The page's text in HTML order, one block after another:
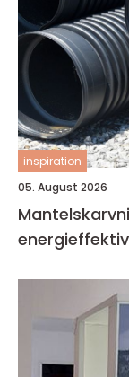
inspiration
05. August 2026
Mantelskarvning kärnan i